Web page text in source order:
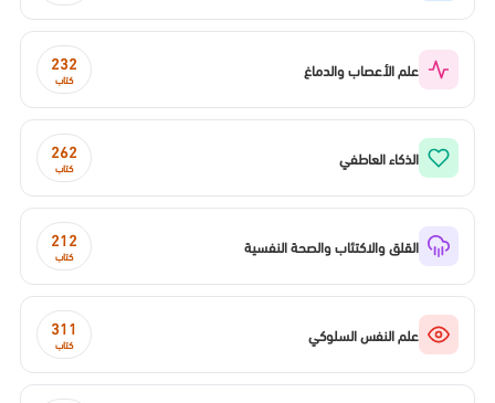
علم الأعصاب والدماغ 232
كتاب
الذكاء العاطفي 262
كتاب
القلق والاكتئاب والصحة النفسية 212
كتاب
علم النفس السلوكي 311
كتاب